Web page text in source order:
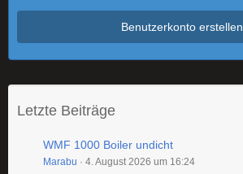
Benutzerkonto erstellen
Letzte Beiträge
WMF 1000 Boiler undicht
Marabu 4. August 2026 um 16:24